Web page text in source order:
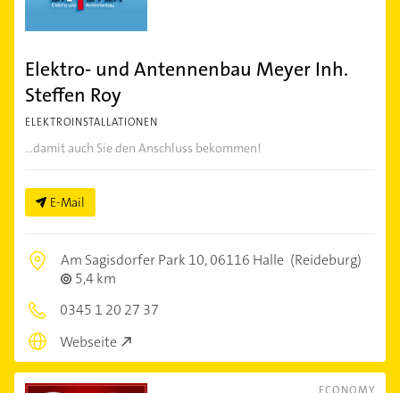
Elektro- und Antennenbau Meyer Inh.
Steffen Roy
ELEKTROINSTALLATIONEN
...damit auch Sie den Anschluss bekommen!
E-Mail
Am Sagisdorfer Park 10,06116 Halle (Reideburg)
5,4 km
0345 1 20 27 37
Webseite